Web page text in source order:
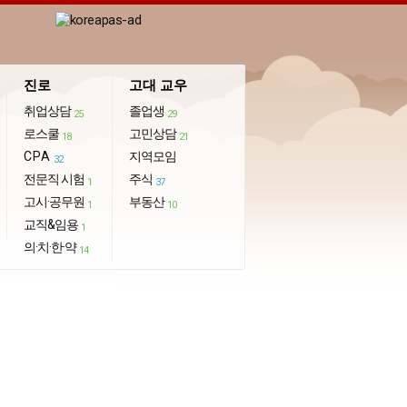
진로
취업상담 25
로스쿨 18
CPA 32
전문직 시험 1
고시·공무원 1
교직&임용 1
의·치·한·약 14
고대 교우
졸업생 29
고민상담 21
지역모임
주식 37
부동산 10